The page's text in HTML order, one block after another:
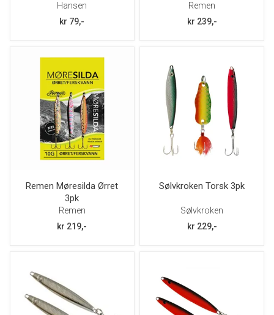
Hansen
kr 79,-
Remen
kr 239,-
Remen Møresilda Ørret
3pk
Remen
kr 219,-
Sølvkroken Torsk 3pk
Sølvkroken
kr 229,-